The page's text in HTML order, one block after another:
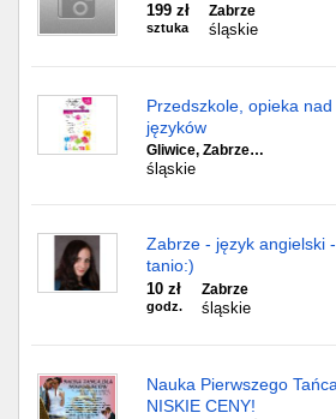
199 zł
sztuka
Zabrze
śląskie
Przedszkole, opieka
języków
Gliwice, Zabrze…
śląskie
Zabrze - język angielski
tanio:)
10 zł
godz.
Zabrze
śląskie
Nauka Pierwszego
NISKIE CENY!